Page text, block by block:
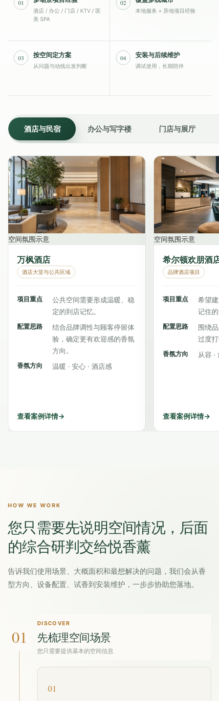
01
酒店 / 办公 / 门店 / KTV / 医
美 SPA
02
本地服务 + 异地项目经验
03 按空间定方案
从问题与动线出发判断
04 安装与后续维护
调试使用，长期陪伴
酒店与民宿 办公与写字楼 门店与展厅
空间氛围示意
万枫酒店
酒店大堂与公共区域
项目重点
公共空间需要形成温暖、稳
定的到店记忆。
配置思路
结合品牌调性与顾客停留体
验，确定更有欢迎感的香氛
方向。
香氛方向 温暖 · 安心 · 酒店感
查看案例详情→
空间氛围示意
希尔顿欢朋酒
品牌酒店项目
项目重点
希望
记住
配置思路
围绕
过度
香氛方向 从容 ·
查看案例详情→
HOW WE WORK
您只需要先说明空间情况，后面
的综合研判交给悦香薰
告诉我们使用场景、大概面积和最想解决的问题，我们会从香
型方向、设备配置、试香到安装维护，一步步协助您落地。
01
DISCOVER
先梳理空间场景
您只需要提供基本的空间信息
01